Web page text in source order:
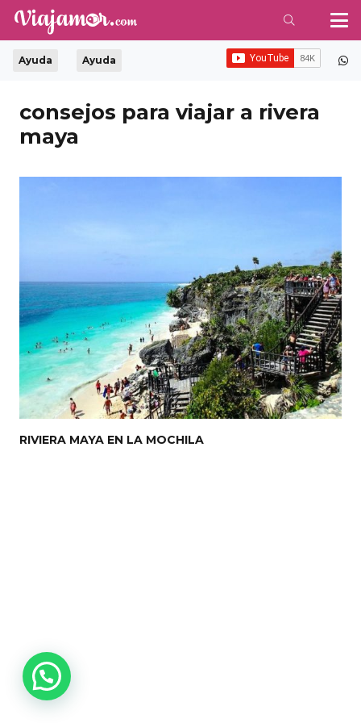
Ayuda Ayuda
consejos para viajar a rivera
maya
RIVIERA MAYA EN LA MOCHILA